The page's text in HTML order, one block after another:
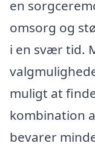
en
omsorg og
i en svær tid.
muligt at
kombination
bevarer